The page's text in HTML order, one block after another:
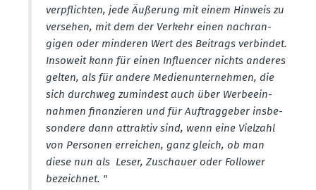
verpflichten, jede Äußerung mit einem Hinweis zu
versehen, mit dem der Verkehr einen nachran­
gigen oder minderen Wert des Beitrags verbindet.
Insoweit kann für einen Influ­encer nichts anderes
gelten, als für andere Medien­un­ter­nehmen, die
sich durchweg zumindest auch über Werbe­ein­
nahmen finan­zieren und für Auftrag­geber insbe­
sondere dann attraktiv sind, wenn eine Vielzahl
von Personen erreichen, ganz gleich, ob man
diese nun als Leser, Zuschauer oder Follower
bezeichnet. "